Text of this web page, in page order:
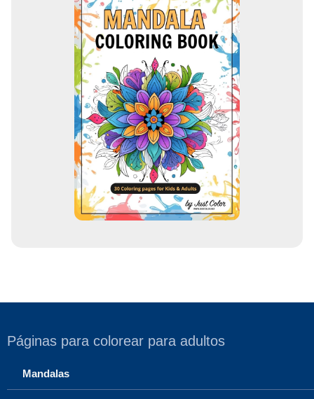
Páginas para colorear para adultos
Mandalas